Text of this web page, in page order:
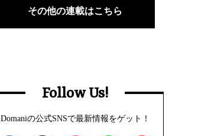
その他の連載はこちら
Follow Us!
Domaniの公式SNSで最新情報をゲット！